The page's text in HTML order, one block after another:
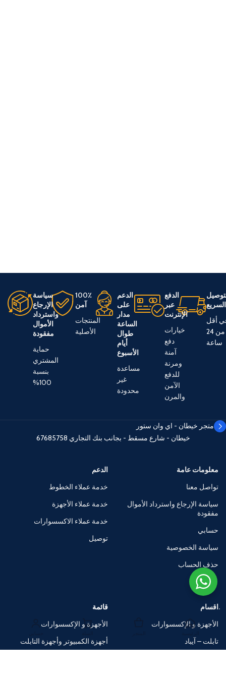
السريع
أقل
من 24
ساعة
الدفع
عبر
الإنترنت
خيارات
دفع
آمنة
ومرنة
للدفع
الآمن
والمرن
الدعم
على
مدار
الساعة
طوال
أيام
الأسبوع
مساعدة
غير
محدودة
100٪
آمن
المنتجات
الأصلية
سياسة
الإرجاع
واسترداد
الأموال
مفقودة
حماية
المشتري
بنسبة
100%
متجر خيطان - اي وان ستور
خيطان - شارع مسقط - بجانب بنك التجاري 67685758
معلومات عامة
تواصل معنا
سياسة الإرجاع واسترداد الأموال
مفقودة
حسابي
سياسة الخصوصية
حذف الحساب
الدعم
خدمة عملاء الخطوط
خدمة عملاء الأجهزة
خدمة عملاء الاكسسوارات
توصيل
اقسام
الأجهزة و الإكسسوارات
تابلت – آيباد
قائمة
الأجهزة و الإكسسوارات
أجهزة الكمبيوتر وأجهزة التابلت